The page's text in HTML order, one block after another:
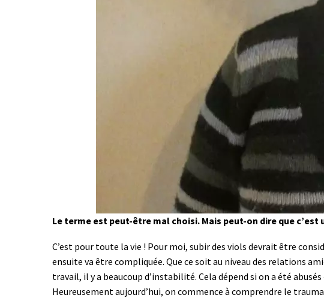
Le terme est peut-être mal choisi. Mais peut-on dire que
C’est pour toute la vie ! Pour moi, subir des viols devrait être
ensuite va être compliquée. Que ce soit au niveau des relations
travail, il y a beaucoup d’instabilité. Cela dépend si on a été
Heureusement aujourd’hui, on commence à comprendre le